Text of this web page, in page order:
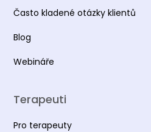
Často kladené otázky klientů
Blog
Webináře
Terapeuti
Pro terapeuty